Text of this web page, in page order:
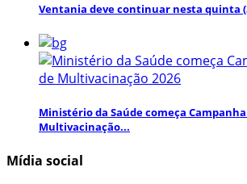
Ventania deve continuar nesta quinta
Ministério da Saúde começa
Multivacinação...
Mídia social